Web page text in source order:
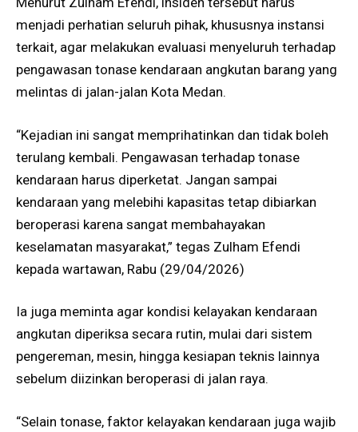
menjadi perhatian seluruh pihak, khususnya instansi
terkait, agar melakukan evaluasi menyeluruh terhadap
pengawasan tonase kendaraan angkutan barang yang
melintas di jalan-jalan Kota Medan.
“Kejadian ini sangat memprihatinkan dan tidak boleh
terulang kembali. Pengawasan terhadap tonase
kendaraan harus diperketat. Jangan sampai
kendaraan yang melebihi kapasitas tetap dibiarkan
beroperasi karena sangat membahayakan
keselamatan masyarakat,” tegas Zulham Efendi
kepada wartawan, Rabu (29/04/2026)
Ia juga meminta agar kondisi kelayakan kendaraan
angkutan diperiksa secara rutin, mulai dari sistem
pengereman, mesin, hingga kesiapan teknis lainnya
sebelum diizinkan beroperasi di jalan raya.
“Selain tonase, faktor kelayakan kendaraan juga wajib